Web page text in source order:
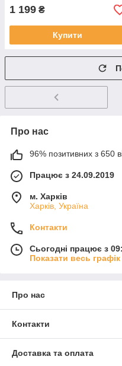
1 199 ₴
Купити
Про нас
96% позитивних з 650
Працює з 24.09.2019
м. Харків
Харків, Україна
Контакти
Сьогодні працює з
Показати весь
Про нас
Контакти
Доставка та оплата